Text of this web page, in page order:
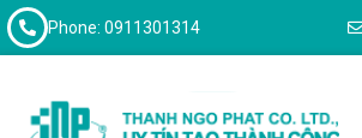
Phone: 0911301314